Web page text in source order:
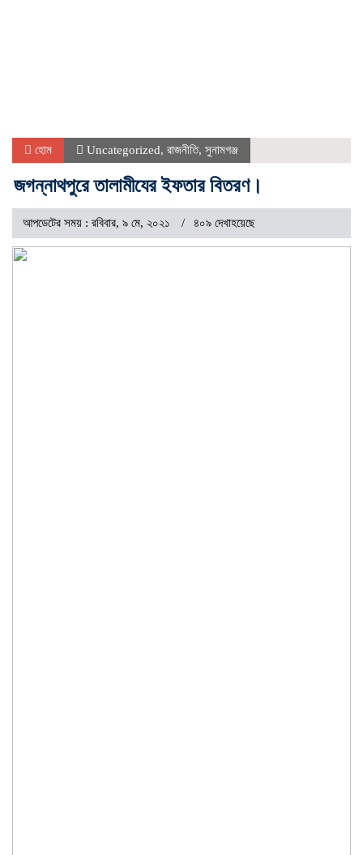
হোম Uncategorized, রাজনীতি, সুনামগঞ্জ
জগন্নাথপুরে তালামীযের ইফতার বিতরণ।
আপডেটের সময় : রবিবার, ৯ মে, ২০২১ ৪০৯ দেখাহয়েছে